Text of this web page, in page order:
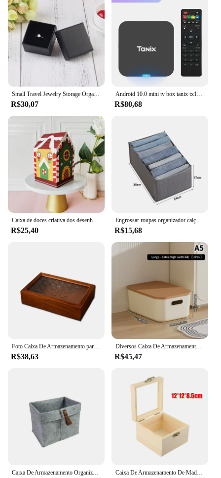
podcasts, the Caixa De Som Portátil Wireless
Bluetooth 5.0 Potente Altomex AL 1188 Original is
designed to adapt to your needs. Its compact size
and lightweight build make it easy to carry, while its
powerful output ensures that your audio is heard
loud and clear. With its robust build and user-
friendly interface, this speaker is the perfect
addition to any audio setup.
Small Travel Jewelry Storage Organizer, Embalagem Portátil Case, Organizador de Bandeja, Fit for Mama Brinco, Anel, Colar, 10Pcs
R$30,07
Android 10.0 mini tv box tanix tx1 allwinner h313 2.4g wifi ram 2gb rom 16gb 8gb suporte 4k smart tv box
R$80,68
Caixa de doces criativa dos desenhos animados, Embalagem de cookies Sweet House Chocolate, Festa Festival, Presente Infantil, Natal, 10Pcs
R$25,40
Engrossar roupas organizador calças camisola armários de armazenamento gavetas organizador jeans caixa de armazenamento guarda-roupa organizadores de armazenamento de roupas
R$15,68
Foto Caixa De Armazenamento para Jóias e Trinket, Caixa De Memória Decorativa, Home Organização Presente
R$38,63
Diversos Caixa De Armazenamento Com Tampa, Organizador De Mesa, Cesta De Plástico, Guarda-roupa, Gaveta De Roupas, Cosméticos, Pequenas Coisas
R$45,47
Caixa De Armazenamento Organizador Sala Mesa Diversos Cesta De Armazenamento Nordic Feltro Cesta De Lavanderia Caixa De Pano Quarto Meias Recipiente Caixa De Armazenamento De Madeira Retro, caixas De Armazenamento De Armadilha Quadrada, caixa De Presente Do Ofício, Caixa De Jóias, Desktop Em Casa, Decoração De Armazenamento De Garra